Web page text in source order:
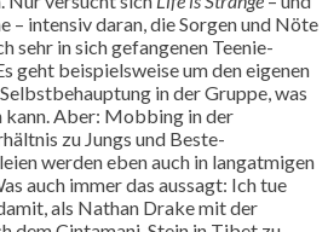
– intensiv daran, die Sorgen und Nöte
sehr in sich gefangenen Teenie-
geht beispielsweise um den eigenen
in der Gruppe, was
kann. Aber: Mobbing in der
zu Jungs und Beste-
werden eben auch in langatmigen
auch immer das aussagt: Ich tue
als Nathan Drake mit der